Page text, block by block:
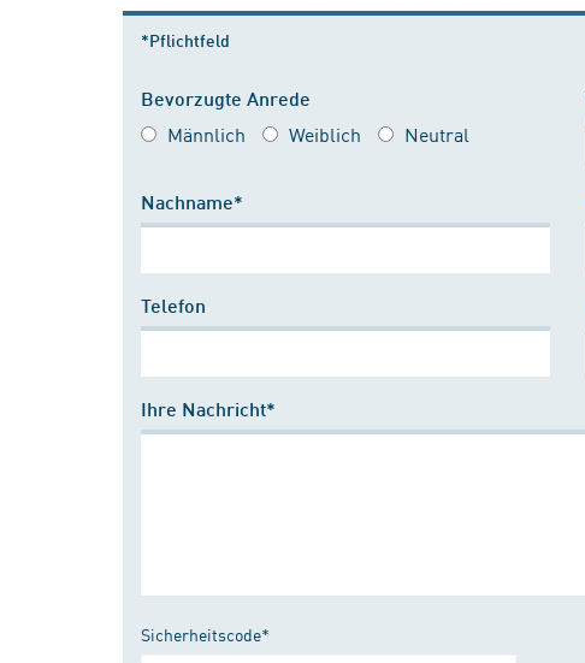
*Pflichtfeld
Bevorzugte Anrede
Männlich Weiblich Neutral
Nachname*
Telefon
Ihre Nachricht*
Sicherheitscode*